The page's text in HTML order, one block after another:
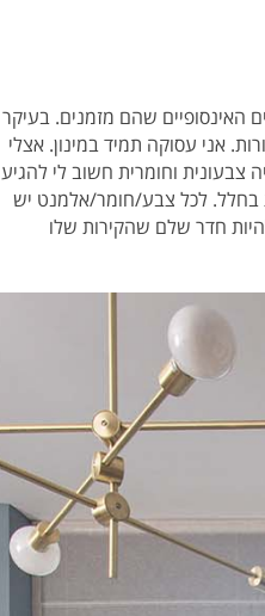
האינסופיים שהם מזמנים. בעיקר
אני עסוקה תמיד במינון. אצלי
וחומרית חשוב לי להגיע
בחלל. לכל צבע/חומר/אלמנט יש
חדר שלם שהקירות שלו